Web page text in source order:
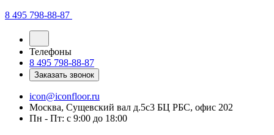
8 495 798-88-87
Телефоны
8 495 798-88-87
Заказать звонок
icon@iconfloor.ru
Москва, Сущевский вал д.5с3 БЦ РБС, офис 202
Пн - Пт: с 9:00 до 18:00